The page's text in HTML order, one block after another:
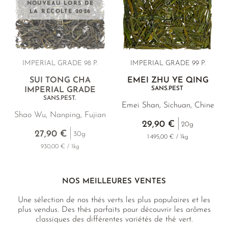
NOUVEAU LORS DE
LA RÉCOLTE 2026
IMPERIAL GRADE 98 P.
SUI TONG CHA
IMPERIAL GRADE
SANS.PEST.
Shao Wu, Nanping, Fujian
27,90 € 30g
930,00 € / 1kg
IMPERIAL GRADE 99 P.
EMEI ZHU YE QING
SANS.PEST
Emei Shan, Sichuan, Chine
29,90 € 20g
1 495,00 € / 1kg
NOS MEILLEURES VENTES
Une sélection de nos thés verts les plus populaires et les
plus vendus. Des thés parfaits pour découvrir les arômes
classiques des différentes variétés de thé vert.